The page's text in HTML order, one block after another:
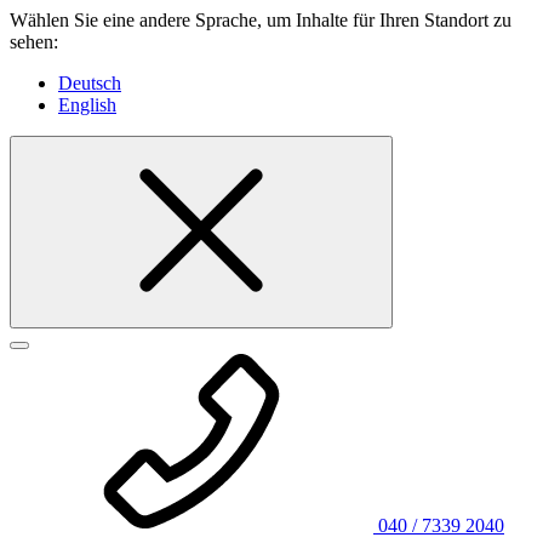
Wählen Sie eine andere Sprache, um Inhalte für Ihren Standort zu
sehen:
Deutsch
English
040 / 7339 2040